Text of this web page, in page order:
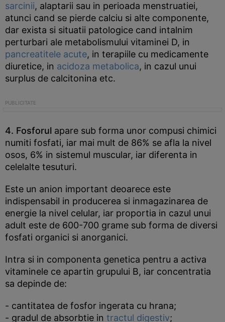
sarcinii, alaptarii sau in perioada menstruatiei,
atunci cand se pierde calciu si alte componente,
dar exista si situatii patologice cand intalnim
perturbari ale metabolismului vitaminei D, in
pancreatitele acute, in terapiile cu medicamente
diuretice, in acidoza metabolica, in cazul unui
surplus de calcitonina etc.
4. Fosforul apare sub forma unor compusi chimici
numiti fosfati, iar mai mult de 86% se afla la nivel
osos, 6% in sistemul muscular, iar diferenta in
celelalte tesuturi.
Este un anion important deoarece este
indispensabil in producerea si inmagazinarea de
energie la nivel celular, iar proportia in cazul unui
adult este de 600-700 grame sub forma de diversi
fosfati organici si anorganici.
Intra si in componenta genetica pentru a activa
vitaminele ce apartin grupului B, iar concentratia
sa depinde de:
- cantitatea de fosfor ingerata cu hrana;
- gradul de absorbtie in tractul digestiv;